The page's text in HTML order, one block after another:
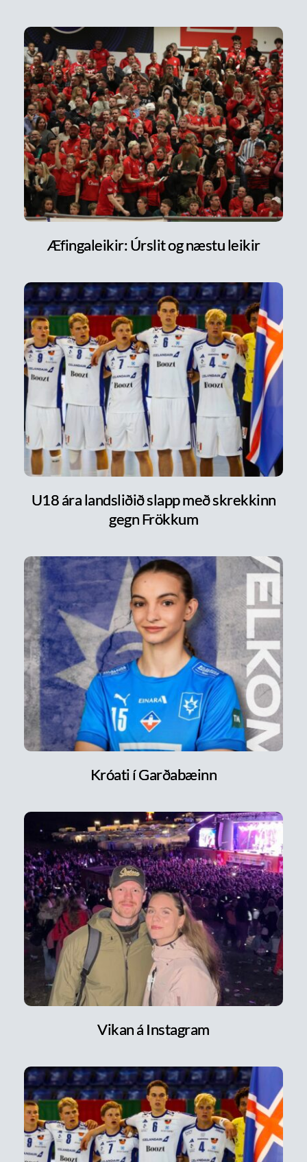
Æfingaleikir: Úrslit og næstu leikir
U18 ára landsliðið slapp með skrekkinn
gegn Frökkum
Króati í Garðabæinn
Vikan á Instagram